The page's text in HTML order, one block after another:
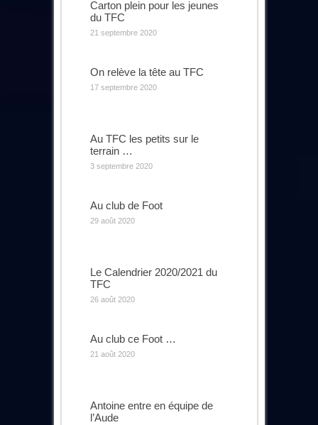
Carton plein pour les jeunes
du TFC
21 septembre 2020
On relève la tête au TFC
17 septembre 2020
Au TFC les petits sur le
terrain …
3 septembre 2020
Au club de Foot
29 août 2020
Le Calendrier 2020/2021 du
TFC
26 août 2020
Au club ce Foot …
21 août 2020
Antoine entre en équipe de
l’Aude